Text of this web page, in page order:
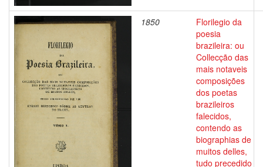
1850
Florilegio da
poesia
brazileira: ou
Collecção das
mais notaveis
composições
dos poetas
brazileiros
falecidos,
contendo as
biographias de
muitos delles,
tudo precedido